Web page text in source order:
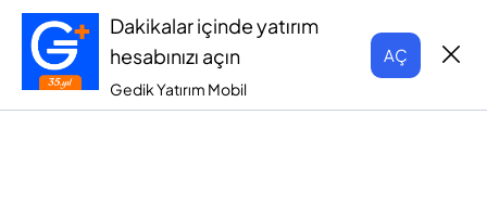
Dakikalar içinde yatırım
hesabınızı açın
Gedik Yatırım Mobil
AÇ